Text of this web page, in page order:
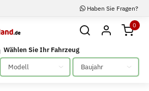
Haben Sie Fragen?
0
Wählen Sie Ihr Fahrzeug
Bitte auswählen Bitte auswählen